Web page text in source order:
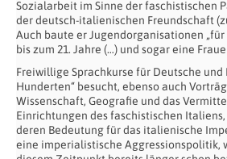
Sozialarbeit im Sinne der faschistischen
der deutsch-italienischen Freundschaft
Auch baute er Jugendorganisationen
bis zum 21. Jahre (…) und sogar eine
Freiwillige Sprachkurse für Deutsche und
Hunderten“ besucht, ebenso auch
Wissenschaft, Geografie und das
Einrichtungen des faschistischen
deren Bedeutung für das italienische
eine imperialistische Aggressionspolitik,